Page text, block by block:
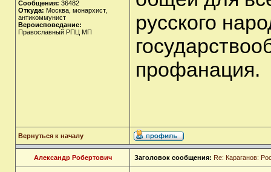
Сообщения: 36482
Откуда: Москва, монархист,
антикоммунист
Вероисповедание:
Православный РПЦ МП
русского
профанация.
Вернуться к началу
Александр Робертович Заголовок сообщения: Re: Караганов: